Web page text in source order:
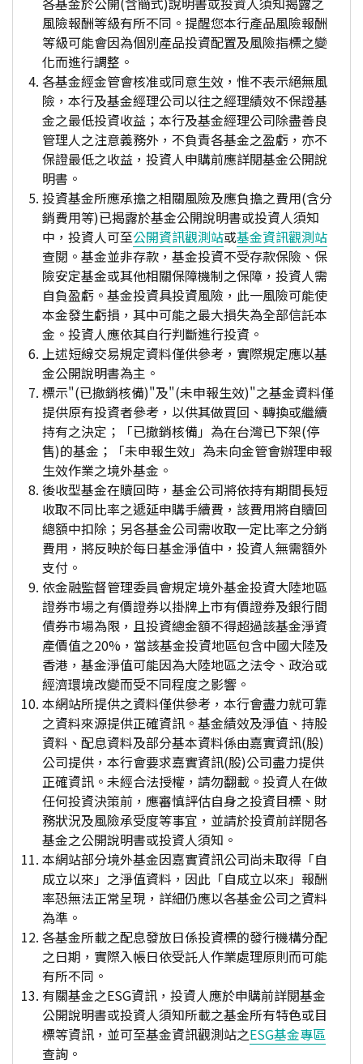
風險報酬等級有所不同。提醒您本行產品風險報酬
等級可能會因為個別產品投資配置及風險指標之變
化而進行調整。
各基金經金管會核准或同意生效，惟不表示絕無風
險，本行及基金經理公司以往之經理績效不保證基
金之最低投資收益；本行及基金經理公司除盡善良
管理人之注意義務外，不負責各基金之盈虧，亦不
保證最低之收益，投資人申購前應詳閱基金公開說
明書。
投資基金所應承擔之相關風險及應負擔之費用(含分
銷費用等)已揭露於基金公開說明書或投資人須知
中，投資人可至公開資訊觀測站或基金資訊觀測站
查閱。基金並非存款，基金投資不受存款保險、保
險安定基金或其他相關保障機制之保障，投資人需
自負盈虧。基金投資具投資風險，此一風險可能使
本金發生虧損，其中可能之最大損失為全部信託本
金。投資人應依其自行判斷進行投資。
上述短線交易規定資料僅供參考，實際規定應以基
金公開說明書為主。
標示"(已撤銷核備)"及"(未申報生效)"之基金資料僅
提供原有投資者參考，以供其做買回、轉換或繼續
持有之決定；「已撤銷核備」為在台灣已下架(停
售)的基金；「未申報生效」為未向金管會辦理申報
生效作業之境外基金。
後收型基金在贖回時，基金公司將依持有期間長短
收取不同比率之遞延申購手續費，該費用將自贖回
總額中扣除；另各基金公司需收取一定比率之分銷
費用，將反映於每日基金淨值中，投資人無需額外
支付。
依金融監督管理委員會規定境外基金投資大陸地區
證券市場之有價證券以掛牌上市有價證券及銀行間
債券市場為限，且投資總金額不得超過該基金淨資
產價值之20%，當該基金投資地區包含中國大陸及
香港，基金淨值可能因為大陸地區之法令、政治或
經濟環境改變而受不同程度之影響。
本網站所提供之資料僅供參考，本行會盡力就可靠
之資料來源提供正確資訊。基金績效及淨值、持股
資料、配息資料及部分基本資料係由嘉實資訊(股)
公司提供，本行會要求嘉實資訊(股)公司盡力提供
正確資訊。未經合法授權，請勿翻載。投資人在做
任何投資決策前，應審慎評估自身之投資目標、財
務狀況及風險承受度等事宜，並請於投資前詳閱各
基金之公開說明書或投資人須知。
本網站部分境外基金因嘉實資訊公司尚未取得「自
成立以來」之淨值資料，因此「自成立以來」報酬
率恐無法正常呈現，詳細仍應以各基金公司之資料
為準。
各基金所載之配息發放日係投資標的發行機構分配
之日期，實際入帳日依受託人作業處理原則而可能
有所不同。
有關基金之ESG資訊，投資人應於申購前詳閱基金
公開說明書或投資人須知所載之基金所有特色或目
標等資訊，並可至基金資訊觀測站之ESG基金專區
查詢。